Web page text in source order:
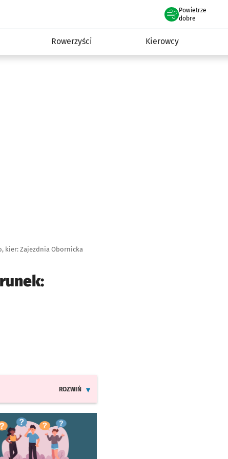
Powietrze
we Wrocławiu
dobre
Rowerzyści Kierowcy
kier: Zajezdnia Obornicka
ROZWIŃ
się w nowej karcie